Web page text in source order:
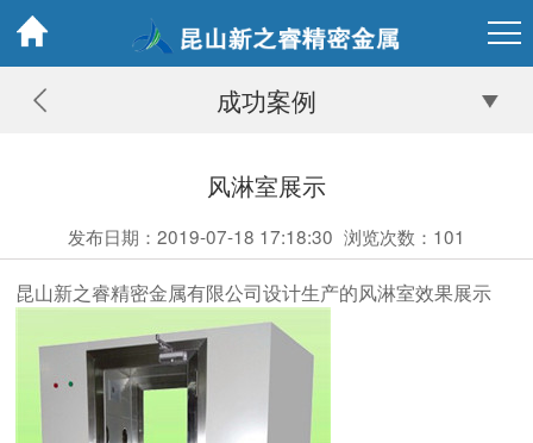
成功案例
风淋室展示
发布日期：2019-07-18 17:18:30 浏览次数： 101
昆山新之睿精密金属有限公司设计生产的风淋室效果展示